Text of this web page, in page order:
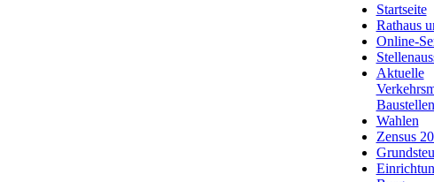
Startseite
Rathaus
Online-
Aktuelle
Baustellen
Wahlen
Zensus